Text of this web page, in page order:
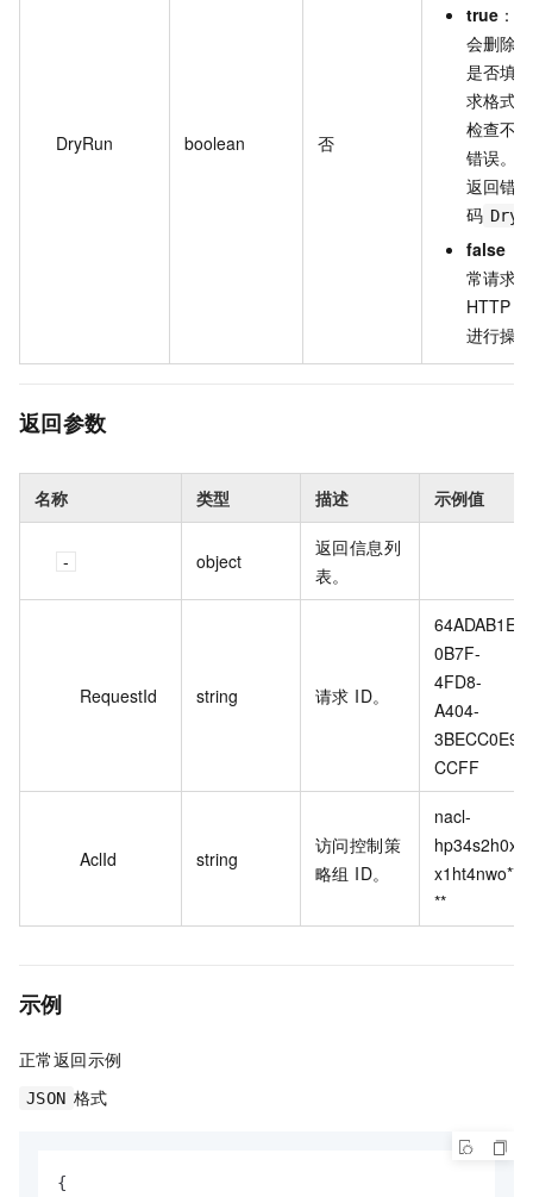
DryRun boolean 否
true ：
会删除
是否填
求格式
检查不
错误。
返回错误
码
false
常请求
HTTP
进行操
返回参数
名称 类型 描述 示例值
object
返回信息列
表。
RequestId string 请求 ID。
64ADAB1E-
0B7F-
4FD8-
A404-
3BECC0E9
CCFF
AclId string
访问控制策
略组 ID。
nacl-
hp34s2h0x
x1ht4nwo**
**
示例
正常返回示例
JSON 格式
{